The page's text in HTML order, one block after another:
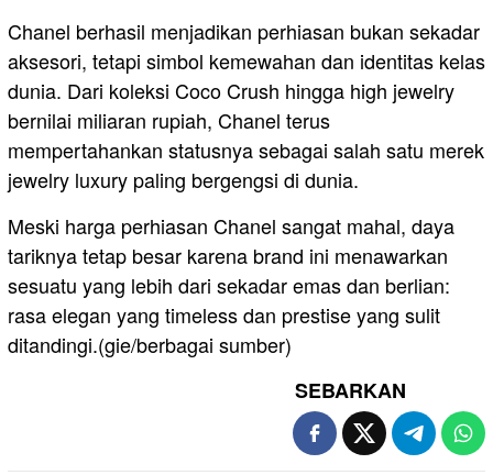
Chanel berhasil menjadikan perhiasan bukan sekadar
aksesori, tetapi simbol kemewahan dan identitas kelas
dunia. Dari koleksi Coco Crush hingga high jewelry
bernilai miliaran rupiah, Chanel terus
mempertahankan statusnya sebagai salah satu merek
jewelry luxury paling bergengsi di dunia.
Meski harga perhiasan Chanel sangat mahal, daya
tariknya tetap besar karena brand ini menawarkan
sesuatu yang lebih dari sekadar emas dan berlian:
rasa elegan yang timeless dan prestise yang sulit
ditandingi.(gie/berbagai sumber)
SEBARKAN